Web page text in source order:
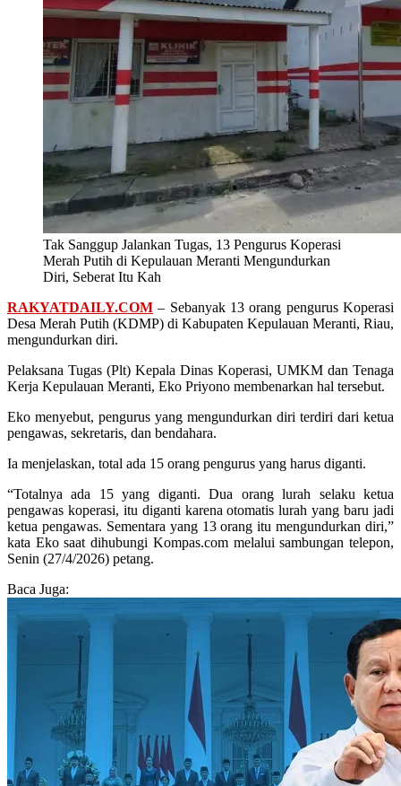
Tak Sanggup Jalankan Tugas, 13 Pengurus Koperasi
Merah Putih di Kepulauan Meranti Mengundurkan
Diri, Seberat Itu Kah
RAKYATDAILY.COM – Sebanyak 13 orang pengurus Koperasi
Desa Merah Putih (KDMP) di Kabupaten Kepulauan Meranti, Riau,
mengundurkan diri.
Pelaksana Tugas (Plt) Kepala Dinas Koperasi, UMKM dan Tenaga
Kerja Kepulauan Meranti, Eko Priyono membenarkan hal tersebut.
Eko menyebut, pengurus yang mengundurkan diri terdiri dari ketua
pengawas, sekretaris, dan bendahara.
Ia menjelaskan, total ada 15 orang pengurus yang harus diganti.
“Totalnya ada 15 yang diganti. Dua orang lurah selaku ketua
pengawas koperasi, itu diganti karena otomatis lurah yang baru jadi
ketua pengawas. Sementara yang 13 orang itu mengundurkan diri,”
kata Eko saat dihubungi Kompas.com melalui sambungan telepon,
Senin (27/4/2026) petang.
Baca Juga: